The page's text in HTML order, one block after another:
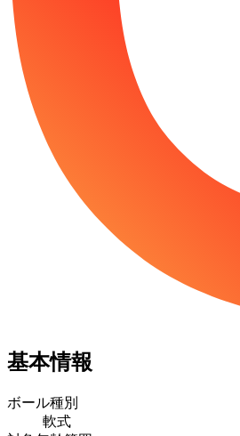
基本情報
ボール種別
軟式